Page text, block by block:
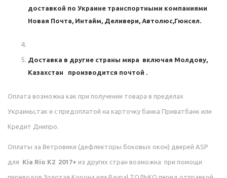
доставкой по Украине транспортными компаниями
Новая Почта, Интайм, Деливери, Автолюс,Гюнсел.
Доставка в другие страны мира включая Молдову,
Казахстан производится почтой .
Оплата возможна как при получении товара в пределах
Украины,так и с предоплатой на карточку банка Приватбанк или
Кредит Днипро.
Оплаты за Ветровики (дефлекторы боковых окон) дверей ASP
для Kia Rio K2 2017+ из других стран возможна при помощи